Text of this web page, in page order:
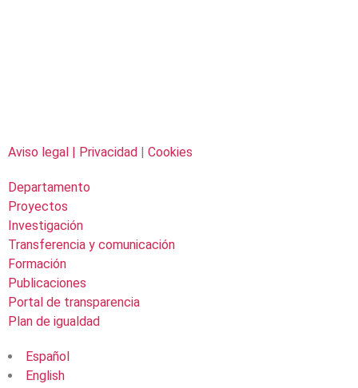
Aviso legal | Privacidad | Cookies
Departamento
Proyectos
Investigación
Transferencia y comunicación
Formación
Publicaciones
Portal de transparencia
Plan de igualdad
Español
English